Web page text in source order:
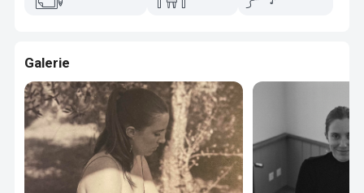
Galerie